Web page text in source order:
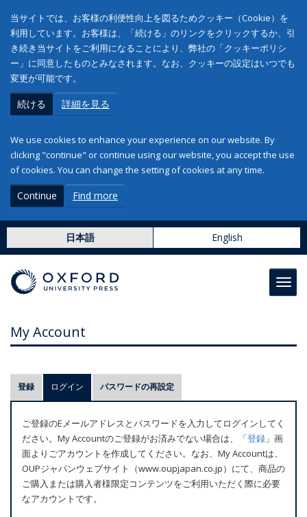
当サイトでは、お客様の利便性向上を図るためクッキー（Cookie）を
利用しています。お客様は、「続ける」のリンクをクリックするか、引
き続き当サイトをご利用になることにより、弊社の「クッキーポリシ
ー」に同意したものとみなされます。なお、クッキーの設定はいつでも
変更が可能です。
続ける 詳細を見る
We use cookies to enhance your experience on our website. By
clicking "continue" or continue using our website, you accept the use
of cookies. You can change the setting of cookies at any time.
Continue Find more
日本語 English
My Account
プ
ラ
マ
リ
ー
タ
ブ
登録 ログイン (アクティブなタブ)
パスワードの再設定
ご登録のEメールアドレスとパスワードを入力してログインしてく
ださい。My Accountのご登録がお済みでない場合は、「登録 」画
面よりごアカウントを作成してください。なお、My Accountは、
OUPジャパンウェブサイト（www.oupjapan.co.jp）にて、商品の
ご購入または購入者様限定コンテンツをご利用いただく際に必要
なアカウントです。